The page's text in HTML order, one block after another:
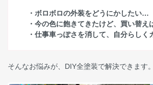
・ボロボロの外装をどうにかしたい…
・今の色に飽きてきたけど、買い替
・仕事車っぽさを消して、自分らしく
そんなお悩みが、DIY全塗装で解決できます。